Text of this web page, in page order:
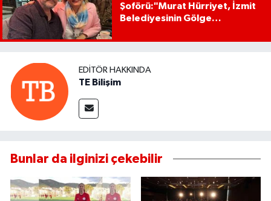
Şoförü:"Murat Hürriyet, İzmit
Belediyesinin Gölge
EDITÖR HAKKINDA
TE Bilişim
Bunlar da ilginizi çekebilir